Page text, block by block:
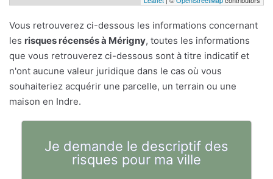
Vous retrouverez ci-dessous les informations concernant
les risques récensés à Mérigny, toutes les informations
que vous retrouverez ci-dessous sont à titre indicatif et
n'ont aucune valeur juridique dans le cas où vous
souhaiteriez acquérir une parcelle, un terrain ou une
maison en Indre.
Je demande le descriptif des
risques pour ma ville